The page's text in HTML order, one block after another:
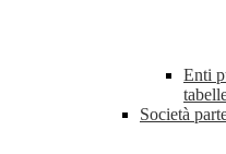
Enti
Società